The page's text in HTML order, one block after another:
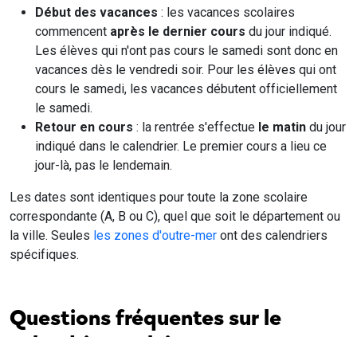
Début des vacances : les vacances scolaires
commencent après le dernier cours du jour indiqué.
Les élèves qui n'ont pas cours le samedi sont donc en
vacances dès le vendredi soir. Pour les élèves qui ont
cours le samedi, les vacances débutent officiellement
le samedi.
Retour en cours : la rentrée s'effectue le matin du jour
indiqué dans le calendrier. Le premier cours a lieu ce
jour-là, pas le lendemain.
Les dates sont identiques pour toute la zone scolaire
correspondante (A, B ou C), quel que soit le département ou
la ville. Seules les zones d'outre-mer ont des calendriers
spécifiques.
Questions fréquentes sur le